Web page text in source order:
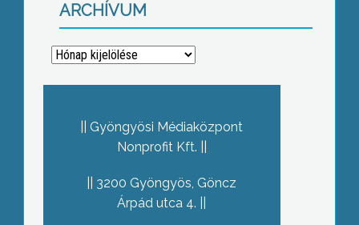
ARCHÍVUM
Archívum
Gyöngyösi Médiaközpont
Nonprofit Kft.
3200 Gyöngyös, Göncz
Árpád utca 4.